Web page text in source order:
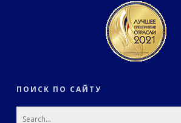
ПОИСК ПО САЙТУ